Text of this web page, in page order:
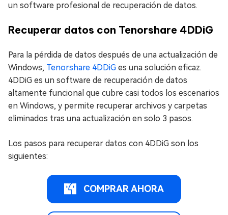
un software profesional de recuperación de datos.
Recuperar datos con Tenorshare 4DDiG
Para la pérdida de datos después de una actualización de
Windows, Tenorshare 4DDiG es una solución eficaz.
4DDiG es un software de recuperación de datos
altamente funcional que cubre casi todos los escenarios
en Windows, y permite recuperar archivos y carpetas
eliminados tras una actualización en solo 3 pasos.
Los pasos para recuperar datos con 4DDiG son los
siguientes:
COMPRAR AHORA